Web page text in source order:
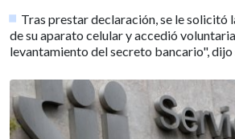
Tras prestar declaración, se le solicitó
de su aparato celular y accedió
levantamiento del secreto bancario", dijo